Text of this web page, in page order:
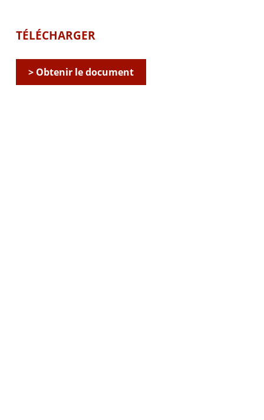
TÉLÉCHARGER
> Obtenir le document